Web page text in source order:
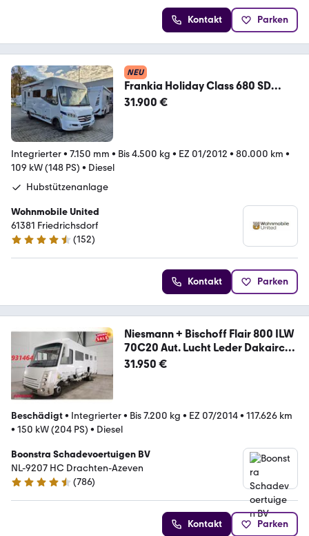
Kontakt Parken
NEU
Frankia Holiday Class 680 SD
Alde,Solar,Hubst.kein Bett
31.900 €
Integrierter• 7.150 mm • Bis 4.500 kg • EZ 01/2012 • 80.000 km •
109 kW (148 PS) • Diesel
Hubstützenanlage
Wohnmobile United
61381 Friedrichsdorf
4.6 Sterne
(152)
Kontakt Parken
Niesmann + Bischoff Flair 800 ILW
70C20 Aut. Lucht Leder Dakairco
So
31.950 €
Beschädigt• Integrierter• Bis 7.200 kg • EZ 07/2014• 117.626 km
• 150 kW (204 PS) • Diesel
Boonstra Schadevoertuigen BV
NL-9207 HC Drachten-Azeven
4.4 Sterne
(786)
Kontakt Parken